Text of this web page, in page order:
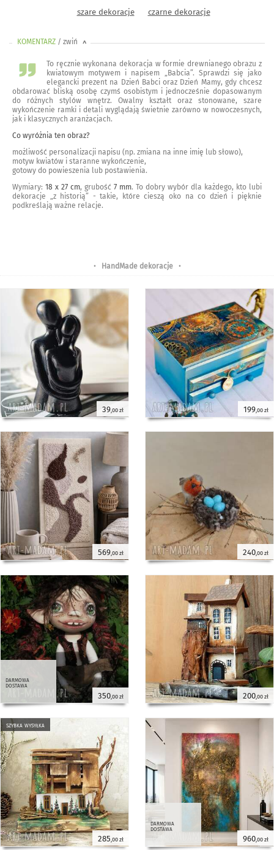
szare dekoracje czarne dekoracje
KOMENTARZ / zwiń <
To ręcznie wykonana dekoracja w formie drewnianego obrazu z
kwiatowym motywem i napisem „Babcia”. Sprawdzi się jako
elegancki prezent na Dzień Babci oraz Dzień Mamy, gdy chcesz
obdarować bliską osobę czymś osobistym i jednocześnie dopasowanym
do różnych stylów wnętrz. Owalny kształt oraz stonowane, szare
wykończenie ramki i detali wyglądają świetnie zarówno w nowoczesnych,
jak i klasycznych aranżacjach.
Co wyróżnia ten obraz?
możliwość personalizacji napisu (np. zmiana na inne imię lub słowo),
motyw kwiatów i staranne wykończenie,
gotowy do powieszenia lub postawienia.
Wymiary: 18 x 27 cm, grubość 7 mm. To dobry wybór dla każdego, kto lubi
dekoracje „z historią” - takie, które cieszą oko na co dzień i pięknie
podkreślają ważne relacje.
• HandMade dekoracje•
39,00 zł 199,00 zł
569,00 zł 240,00 zł
darmowa
dostawa
350,00 zł 200,00 zł
szybka wysyłka
285,00 zł
darmowa
dostawa
960,00 zł